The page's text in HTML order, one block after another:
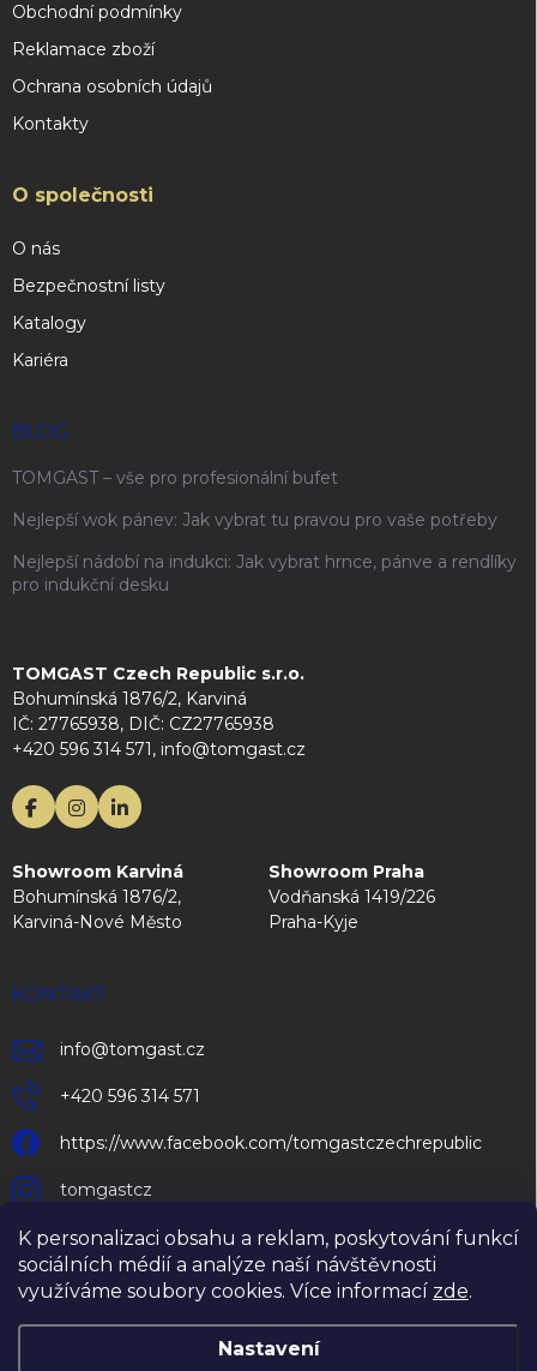
K personalizaci obsahu a reklam, poskytování funkcí
sociálních médií a analýze naší návštěvnosti
využíváme soubory cookies. Více informací zde.
Nastavení
Obchodní podmínky
Reklamace zboží
Ochrana osobních údajů
Kontakty
O společnosti
O nás
Bezpečnostní listy
Katalogy
Kariéra
BLOG
TOMGAST – vše pro profesionální bufet
Nejlepší wok pánev: Jak vybrat tu pravou pro vaše potřeby
Nejlepší nádobí na indukci: Jak vybrat hrnce, pánve a rendlíky
pro indukční desku
TOMGAST Czech Republic s.r.o.
Bohumínská 1876/2, Karviná
IČ: 27765938, DIČ: CZ27765938
+420 596 314 571, info@tomgast.cz
Showroom Karviná
Bohumínská 1876/2,
Karviná-Nové Město
Showroom Praha
Vodňanská 1419/226
Praha-Kyje
KONTAKT
info@tomgast.cz
+420 596 314 571
https://www.facebook.com/tomgastczechrepublic
tomgastcz